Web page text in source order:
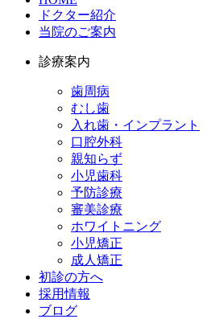
ドクター紹介
当院のご案内
診療案内
歯周病
むし歯
入れ歯・インプラント
口腔外科
親知らず
小児歯科
予防診療
審美診療
ホワイトニング
小児矯正
成人矯正
初診の方へ
採用情報
ブログ